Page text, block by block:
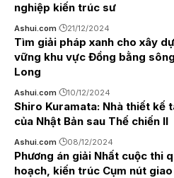
nghiệp kiến trúc sư
Ashui.com 21/12/2024
Tìm giải pháp xanh cho xây
vững khu vực Đồng bằng
Long
Ashui.com 10/12/2024
Shiro Kuramata: Nhà thiết kế
của Nhật Bản sau Thế chiến II
Ashui.com 08/12/2024
Phương án giải Nhất cuộc thi
hoạch, kiến trúc Cụm nút